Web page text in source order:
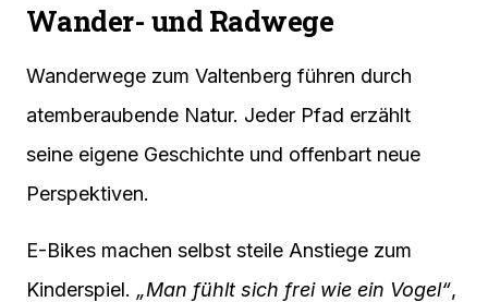
Wander- und Radwege
Wanderwege zum Valtenberg führen durch
atemberaubende Natur. Jeder Pfad erzählt
seine eigene Geschichte und offenbart neue
Perspektiven.
E-Bikes machen selbst steile Anstiege zum
Kinderspiel. „Man fühlt sich frei wie ein Vogel“,